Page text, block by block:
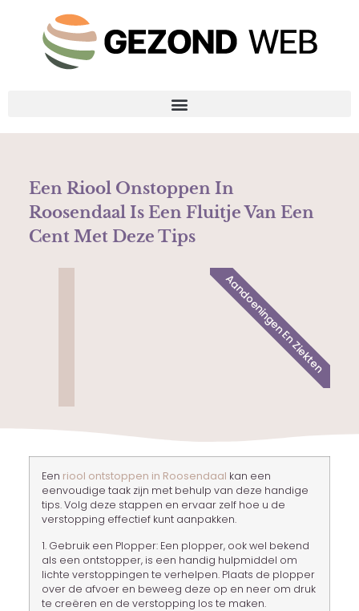
Een Riool Onstoppen In
Roosendaal Is Een Fluitje Van Een
Cent Met Deze Tips
Aandoeningen En Ziekten
Een riool ontstoppen in Roosendaal kan een
eenvoudige taak zijn met behulp van deze handige
tips. Volg deze stappen en ervaar zelf hoe u de
verstopping effectief kunt aanpakken.
1. Gebruik een Plopper: Een plopper, ook wel bekend
als een ontstopper, is een handig hulpmiddel om
lichte verstoppingen te verhelpen. Plaats de plopper
over de afvoer en beweeg deze op en neer om druk
te creëren en de verstopping los te maken.